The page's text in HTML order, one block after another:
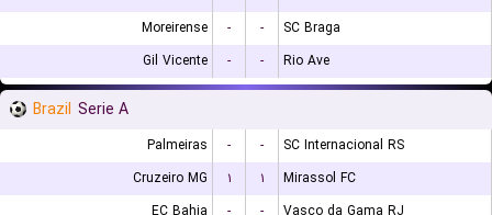
Moreirense
- -
SC Braga
Gil Vicente
- - Rio Ave
Brazil Serie A
Palmeiras - -
SC Internacional RS
Cruzeiro MG
۱ ۱
Mirassol FC